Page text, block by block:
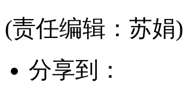
(责任编辑：苏娟)
分享到：